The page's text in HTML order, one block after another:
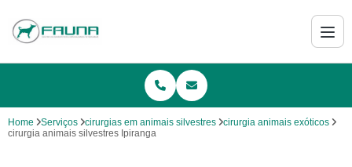
Home Serviços cirurgias em animais silvestres
cirurgia animais exóticos
cirurgia animais silvestres Ipiranga